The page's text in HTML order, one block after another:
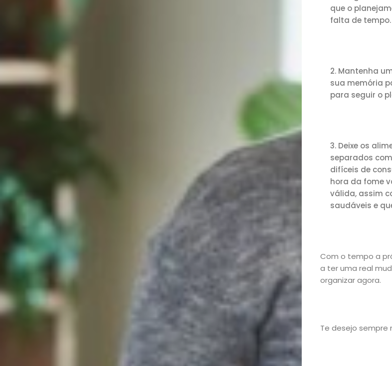
Início
Academia
Bora
lá!
Casa
Decoração
Exclusiva
Mães
que o
falta de tempo.
Mantenha
sua memória
para seguir o
Deixe os
separados
difíceis de
hora da fome
válida, assim
saudáveis e
Com o tempo a
a ter uma real
organizar agora.
Te desejo sempre